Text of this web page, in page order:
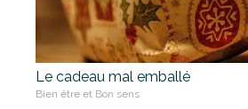
Le cadeau mal emballé
Bien être et Bon sens